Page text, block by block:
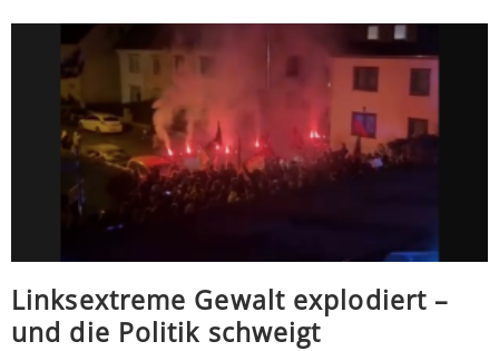
Linksextreme Gewalt explodiert –
und die Politik schweigt